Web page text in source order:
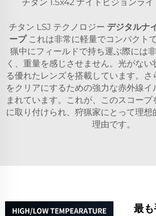
チタン LSJ テクノロジー デジタルナ
ープ これは非常に軽量でコンパクト
猟中にフィールドで持ち運ぶ際には
く、重量を感じさせません。光がない
る優れたレンズを搭載しています。さ
をクリアにするための強力な赤外線イ
まれています。これが、このスコー
に取り付けられ、狩猟家にとって理想
理由です。
最